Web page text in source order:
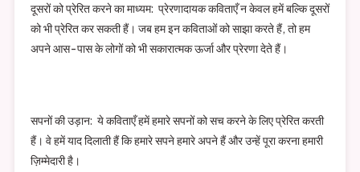
दूसरों को प्रेरित करने का माध्यम: प्रेरणादायक कविताएँ न केवल हमें बल्कि दूसरों
को भी प्रेरित कर सकती हैं। जब हम इन कविताओं को साझा करते हैं, तो हम
अपने आस-पास के लोगों को भी सकारात्मक ऊर्जा और प्रेरणा देते हैं।
सपनों की उड़ान: ये कविताएँ हमें हमारे सपनों को सच करने के लिए प्रेरित करती
हैं। वे हमें याद दिलाती हैं कि हमारे सपने हमारे अपने हैं और उन्हें पूरा करना हमारी
ज़िम्मेदारी है।